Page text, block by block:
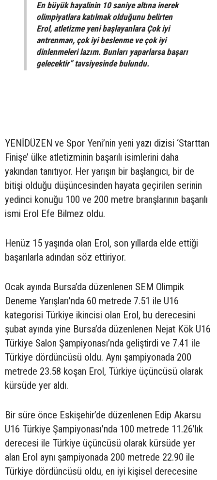
En büyük hayalinin 10 saniye altına inerek
olimpiyatlara katılmak olduğunu belirten
Erol, atletizme yeni başlayanlara Çok iyi
antrenman, çok iyi beslenme ve çok iyi
dinlenmeleri lazım. Bunları yaparlarsa başarı
gelecektir” tavsiyesinde bulundu.
YENİDÜZEN ve Spor Yeni’nin yeni yazı dizisi ‘Starttan
Finişe’ ülke atletizminin başarılı isimlerini daha
yakından tanıtıyor. Her yarışın bir başlangıcı, bir de
bitişi olduğu düşüncesinden hayata geçirilen serinin
yedinci konuğu 100 ve 200 metre branşlarının başarılı
ismi Erol Efe Bilmez oldu.
Henüz 15 yaşında olan Erol, son yıllarda elde ettiği
başarılarla adından söz ettiriyor.
Ocak ayında Bursa’da düzenlenen SEM Olimpik
Deneme Yarışları’nda 60 metrede 7.51 ile U16
kategorisi Türkiye ikincisi olan Erol, bu derecesini
şubat ayında yine Bursa’da düzenlenen Nejat Kök U16
Türkiye Salon Şampiyonası’nda geliştirdi ve 7.41 ile
Türkiye dördüncüsü oldu. Aynı şampiyonada 200
metrede 23.58 koşan Erol, Türkiye üçüncüsü olarak
kürsüde yer aldı.
Bir süre önce Eskişehir’de düzenlenen Edip Akarsu
U16 Türkiye Şampiyonası’nda 100 metrede 11.26’lık
derecesi ile Türkiye üçüncüsü olarak kürsüde yer
alan Erol aynı şampiyonada 200 metrede 22.90 ile
Türkiye dördüncüsü oldu, en iyi kişisel derecesine